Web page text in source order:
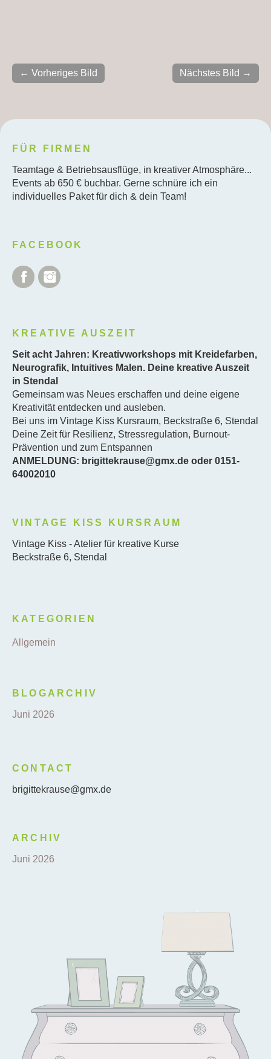
← Vorheriges Bild Nächstes Bild →
FÜR FIRMEN
Teamtage & Betriebsausflüge, in kreativer Atmosphäre...
Events ab 650 € buchbar. Gerne schnüre ich ein
individuelles Paket für dich & dein Team!
FACEBOOK
Facebook
KREATIVE AUSZEIT
Seit acht Jahren: Kreativworkshops mit Kreidefarben,
Neurografik, Intuitives Malen. Deine kreative Auszeit
in Stendal
Gemeinsam was Neues erschaffen und deine eigene
Kreativität entdecken und ausleben.
Bei uns im Vintage Kiss Kursraum, Beckstraße 6, Stendal
Deine Zeit für Resilienz, Stressregulation, Burnout-
Prävention und zum Entspannen
ANMELDUNG: brigittekrause@gmx.de oder 0151-
64002010
VINTAGE KISS KURSRAUM
Vintage Kiss - Atelier für kreative Kurse
Beckstraße 6, Stendal
KATEGORIEN
Allgemein
BLOGARCHIV
Juni 2026
CONTACT
brigittekrause@gmx.de
ARCHIV
Juni 2026